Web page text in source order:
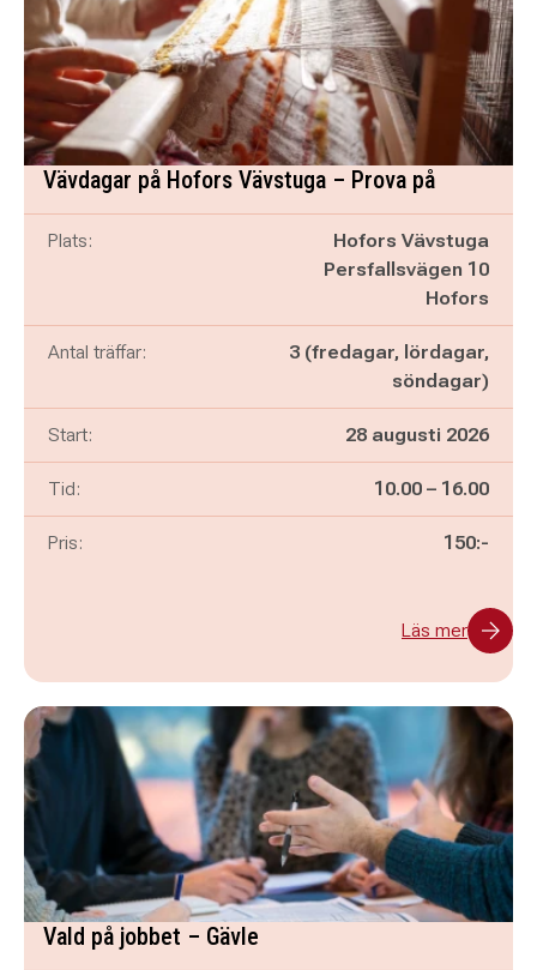
Vävdagar på Hofors Vävstuga – Prova på
Plats:
Hofors Vävstuga
Persfallsvägen 10
Hofors
Antal träffar:
3 (fredagar, lördagar,
söndagar)
Start: 28 augusti 2026
Tid: Pågår mellan
10.00 – och
16.00
Pris: 150:-
Läs mer
Vald på jobbet – Gävle